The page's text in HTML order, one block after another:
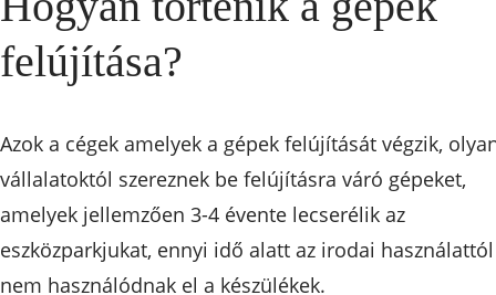
felújítása?
Azok a cégek amelyek a gépek felújítását végzik,
vállalatoktól szereznek be felújításra váró gépeket,
amelyek jellemzően 3-4 évente lecserélik az
eszközparkjukat, ennyi idő alatt az irodai használattól
nem használódnak el a készülékek.